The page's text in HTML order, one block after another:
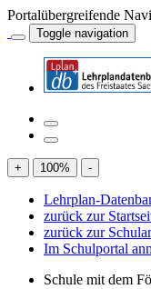
Portalübergreifende
Toggle navigation
+ 100% -
Lehrplan-
zurück zur
zurück zur
Im Schulportal
Schule mit dem